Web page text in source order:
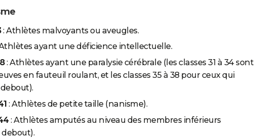
: Athlètes malvoyants ou aveugles.
ayant une déficience intellectuelle.
: Athlètes ayant une paralysie cérébrale (les classes 31 à 34 sont
en fauteuil roulant, et les classes 35 à 38 pour ceux qui
: Athlètes de petite taille (nanisme).
: Athlètes amputés au niveau des membres inférieurs